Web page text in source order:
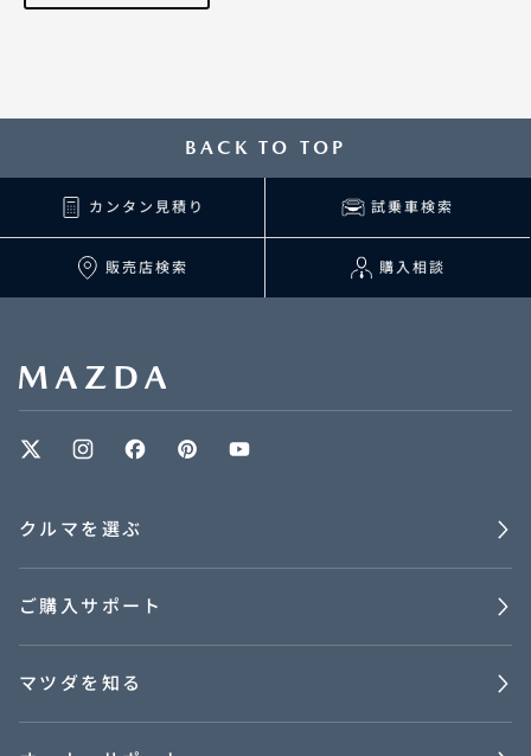
BACK TO TOP
カンタン見積り 試乗車検索
販売店検索 購入相談
クルマを選ぶ
ご購入サポート
マツダを知る